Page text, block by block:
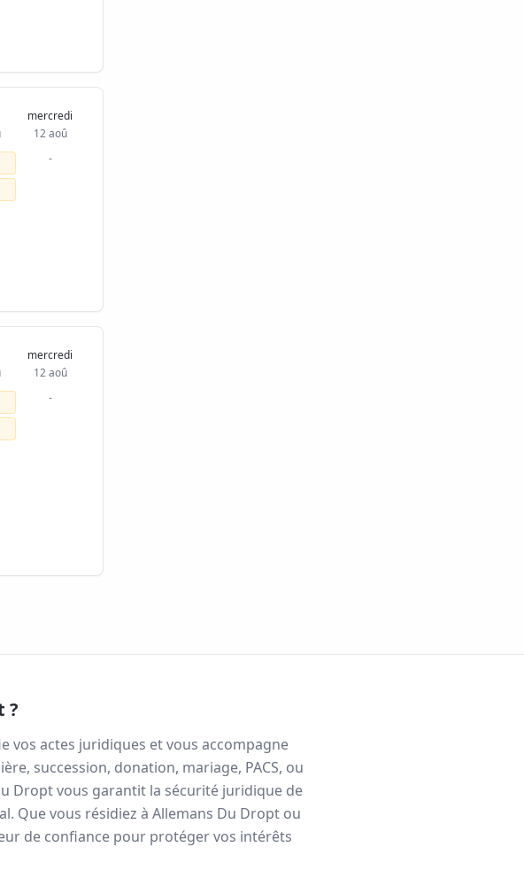
mercredi
12 aoû
-
mercredi
12 aoû
-
?
vos actes juridiques et vous accompagne
succession, donation, mariage, PACS, ou
Droptvous garantit la sécurité juridique de
Que vous résidiez à Allemans Du Dropt ou
de confiance pour protéger vos intérêts